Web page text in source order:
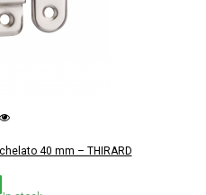
40 mm – THIRARD